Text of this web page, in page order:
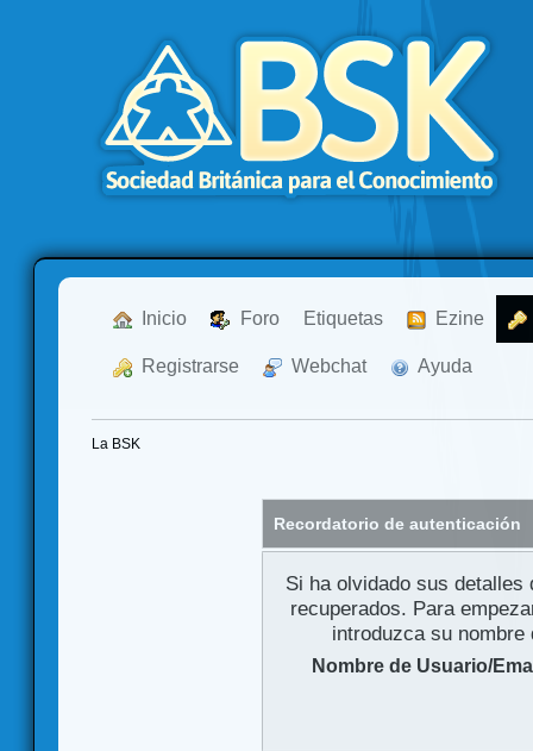
Inicio Foro Etiquetas Ezine
Registrarse Webchat Ayuda
La BSK
Recordatorio de autenticación
Si ha olvidado sus
recuperados. Para
introduzca su
Nombre de Usuario/